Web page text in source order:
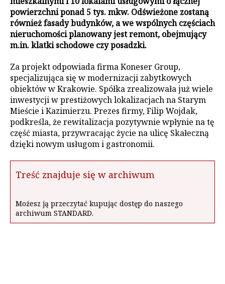
powierzchni ponad 5 tys. mkw. Odświeżone zostaną
również fasady budynków, a we wspólnych częściach
nieruchomości planowany jest remont, obejmujący
m.in. klatki schodowe czy posadzki.
Za projekt odpowiada firma Koneser Group,
specjalizująca się w modernizacji zabytkowych
obiektów w Krakowie. Spółka zrealizowała już wiele
inwestycji w prestiżowych lokalizacjach na Starym
Mieście i Kazimierzu. Prezes firmy, Filip Wojdak,
podkreśla, że rewitalizacja pozytywnie wpłynie na tę
część miasta, przywracając życie na ulicę Skałeczną
dzięki nowym usługom i gastronomii.
Treść znajduje się w archiwum
Możesz ją przeczytać kupując dostęp do naszego
archiwum STANDARD.